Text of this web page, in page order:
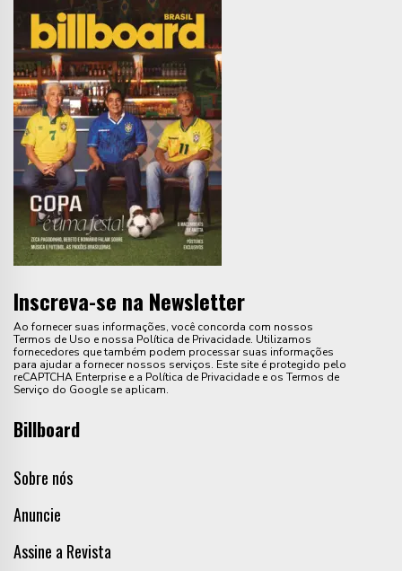
Inscreva-se na Newsletter
Ao fornecer suas informações, você concorda com nossos
Termos de Uso e nossa Política de Privacidade. Utilizamos
fornecedores que também podem processar suas informações
para ajudar a fornecer nossos serviços. Este site é protegido pelo
reCAPTCHA Enterprise e a Política de Privacidade e os Termos de
Serviço do Google se aplicam.
Billboard
Sobre nós
Anuncie
Assine a Revista